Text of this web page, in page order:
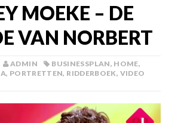
MOEKE – DE
VAN NORBERT
ADMIN BUSINESSPLAN, HOME,
, PORTRETTEN, RIDDERBOEK, VIDEO